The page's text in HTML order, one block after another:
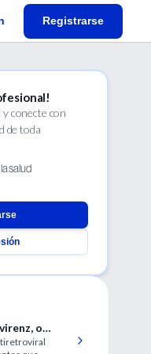
Registrarse
conecte con
de toda
salud
o
del